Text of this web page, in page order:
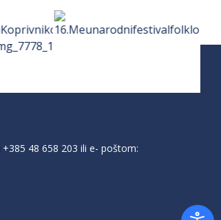
+385 48 658 203 ili e- poštom: